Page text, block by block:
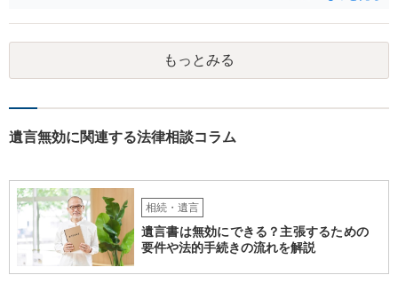
うことも可能です。 ＞不動産名義を父から母に名義変更しておいた方
がいいのではと考えていますがどう思いますか？ 詳細が不明であり何
とも言えないのですが、遺言内容との関わりもあると思いますので、
弁護士に事情等を説明して個別に相談した方がよいように思います。
もっとみる
遺言無効に関連する法律相談コラム
相続・遺言
遺言書は無効にできる？主張するための
要件や法的手続きの流れを解説